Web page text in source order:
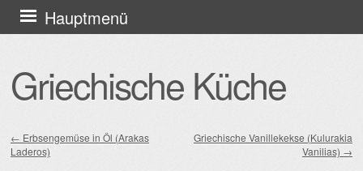
Griechische Küche
Hauptmenü
Zum
Inhalt
Beitragsnavigation
← Erbsengemüse in Öl (Arakas
Laderos)
Griechische Vanillekekse (Kulurakia
Vanilias) →